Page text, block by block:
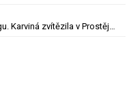
Dukla po skalpu Kroměříže vede druhou ligu. Karviná zvítězila v Prostějově, remíza Ústí